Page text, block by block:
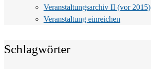
Veranstaltungsarchiv II (vor 2015)
Veranstaltung einreichen
Schlagwörter